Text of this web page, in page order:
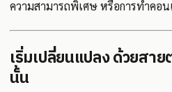
ความสามารถพิเศษ หรือการทำคอ
เริ่มเปลี่ยนแปลง ด้วยสา
นั้น